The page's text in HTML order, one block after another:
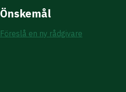
Önskemål
Föreslå en ny rådgivare